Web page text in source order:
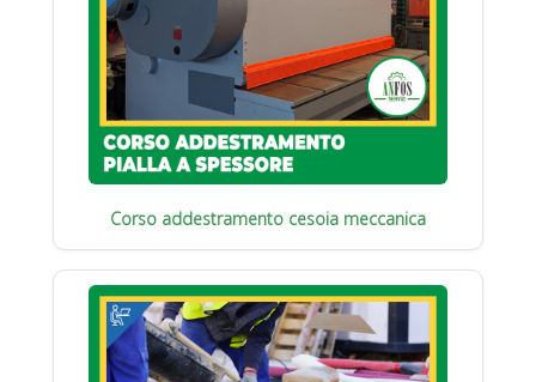
Corso addestramento cesoia meccanica